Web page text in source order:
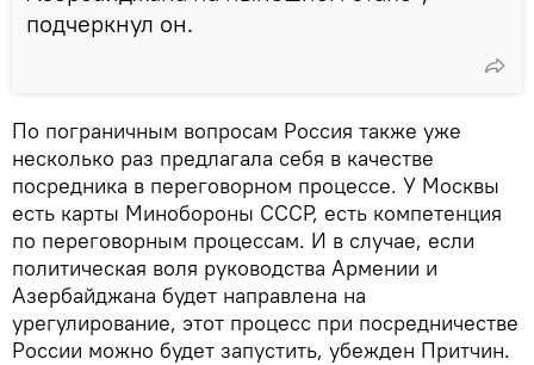
подчеркнул он.
По пограничным вопросам Россия также уже
несколько раз предлагала себя в качестве
посредника в переговорном процессе. У Москвы
есть карты Минобороны СССР, есть компетенция
по переговорным процессам. И в случае, если
политическая воля руководства Армении и
Азербайджана будет направлена на
урегулирование, этот процесс при посредничестве
России можно будет запустить, убежден Притчин.